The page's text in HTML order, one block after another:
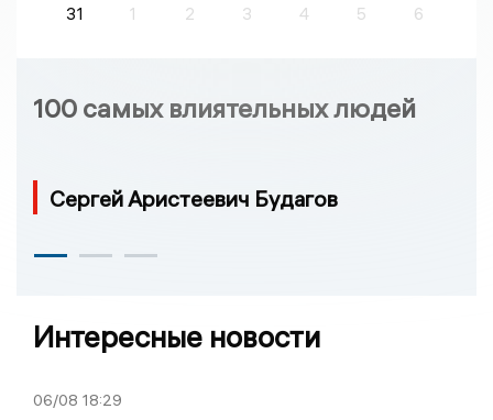
31
1 2 3 4 5 6
100 самых влиятельных людей
Сергей Аристеевич Будагов
Интересные новости
06/08 18:29